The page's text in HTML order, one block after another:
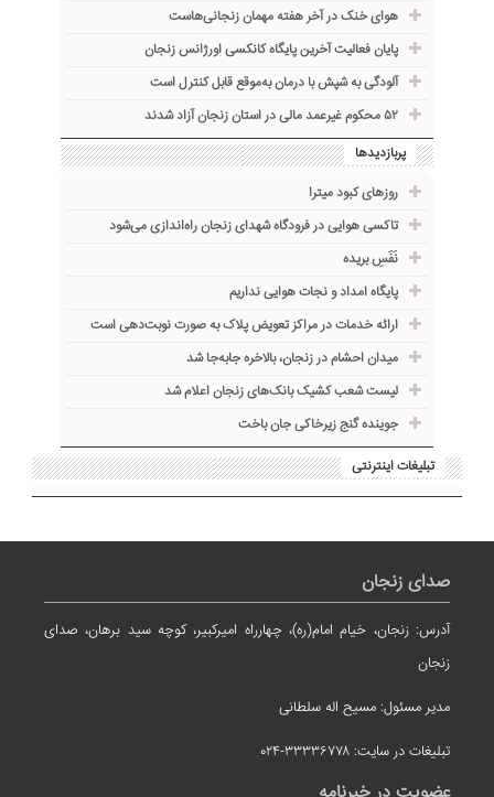
هوای خنک در آخر هفته مهمان زنجانی‌هاست
پایان فعالیت آخرین پایگاه کانکسی اورژانس زنجان
آلودگی به شپش با درمان به‌موقع قابل کنترل است
۵۲ محکوم غیرعمد مالی در استان زنجان آزاد شدند
پربازدیدها
روزهای کبود میترا
تاکسی هوایی در فرودگاه شهدای زنجان راه‌اندازی می‌شود
نَفَسِ بریده
پایگاه امداد و نجات هوایی نداریم
ارائه خدمات در مراکز تعویض پلاک به صورت نوبت‌دهی است
میدان احشام در زنجان، بالاخره جا‌به‌جا شد
لیست شعب کشیک بانک‌های زنجان اعلام شد
جوینده گنج زیرخاکی جان باخت
تبلیغات اینترنتی
صدای زنجان
آدرس: زنجان، خیام امام(ره)، چهارراه امیرکبیر، کوچه سید برهان، صدای
زنجان
مدیر مسئول: مسیح اله سلطانی
تبلیغات در سایت: ۳۳۳۳۶۷۷۸-۰۲۴